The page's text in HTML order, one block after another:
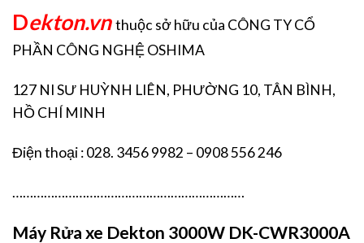
Dekton.vn thuộc sở hữu của CÔNG TY CỔ
PHẦN CÔNG NGHỆ OSHIMA
127 NI SƯ HUỲNH LIÊN, PHƯỜNG 10, TÂN BÌNH,
HỒ CHÍ MINH
Điện thoại : 028. 3456 9982 – 0908 556 246
…………………………………………………………
Máy Rửa xe Dekton 3000W DK-CWR3000A